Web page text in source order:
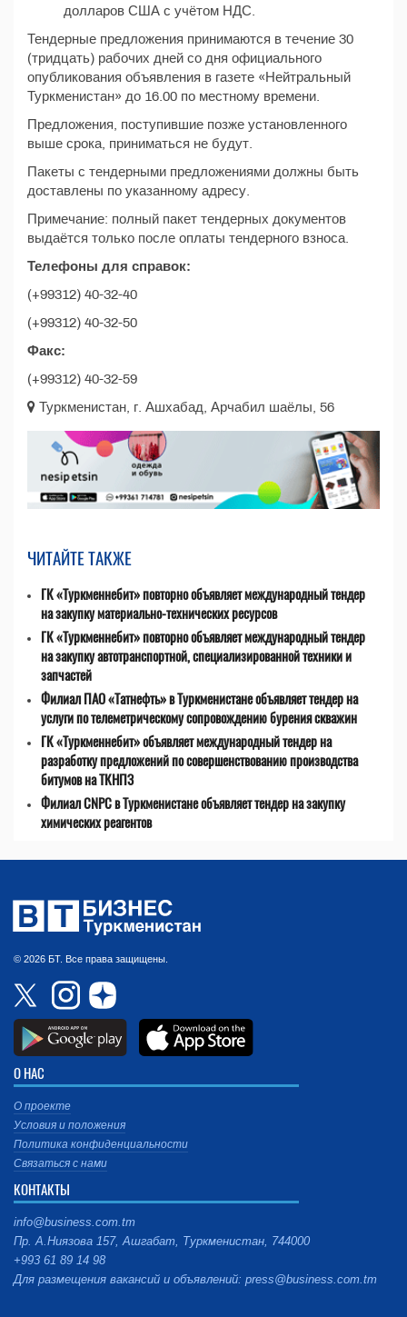
долларов США с учётом НДС.
Тендерные предложения принимаются в течение 30
(тридцать) рабочих дней со дня официального
опубликования объявления в газете «Нейтральный
Туркменистан» до 16.00 по местному времени.
Предложения, поступившие позже установленного
выше срока, приниматься не будут.
Пакеты с тендерными предложениями должны быть
доставлены по указанному адресу.
Примечание: полный пакет тендерных документов
выдаётся только после оплаты тендерного взноса.
Телефоны для справок:
(+99312) 40-32-40
(+99312) 40-32-50
Факс:
(+99312) 40-32-59
Туркменистан, г. Ашхабад, Арчабил шаёлы, 56
ЧИТАЙТЕ ТАКЖЕ
ГК «Туркменнебит» повторно объявляет международный тендер
на закупку материально-технических ресурсов
ГК «Туркменнебит» повторно объявляет международный тендер
на закупку автотранспортной, специализированной техники и
запчастей
Филиал ПАО «Татнефть» в Туркменистане объявляет тендер на
услуги по телеметрическому сопровождению бурения скважин
ГК «Туркменнебит» объявляет международный тендер на
разработку предложений по совершенствованию производства
битумов на ТКНПЗ
Филиал CNPC в Туркменистане объявляет тендер на закупку
химических реагентов
© 2026 БТ. Все права защищены.
О НАС
О проекте
Условия и положения
Политика конфиденциальности
Связаться с нами
КОНТАКТЫ
info@business.com.tm
Пр. А.Ниязова 157, Ашгабат, Туркменистан, 744000
+993 61 89 14 98
Для размещения вакансий и объявлений: press@business.com.tm